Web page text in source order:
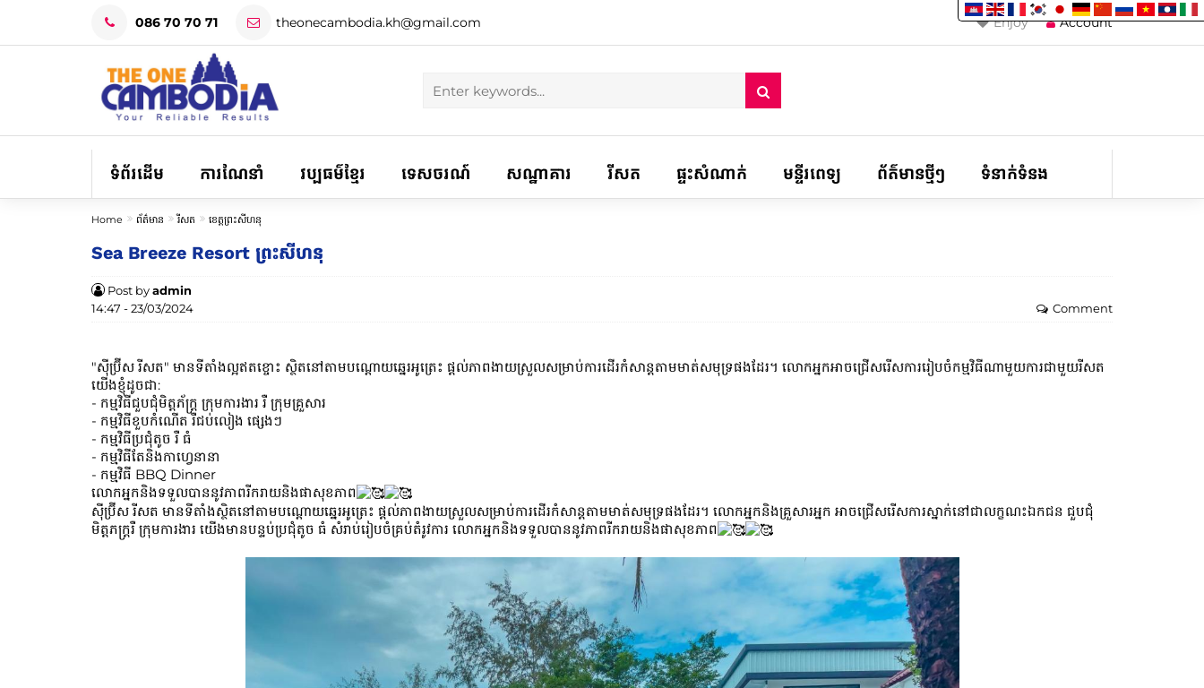
086 70 70 71 theonecambodia.kh@gmail.com Account
Enjoy
ទំព័រដើម ការណែនាំ វប្បធម៌ខ្មែរ ទេសចរណ៍ សណ្ឋាគារ រីសត ផ្ទះសំណាក់ មន្ទីរពេទ្យ ព័ត៌មានថ្មីៗ ទំនាក់ទំនង
Home ព័ត៌មាន រីសត ខេត្តព្រះសីហនុ
Sea Breeze Resort ព្រះសីហនុ
Post byadmin
14:47 - 23/03/2024
Comment
"ស៊ីប្រ៊ីស រីសត" មានទីតាំងល្អឥតខ្ចោះ ស្ថិតនៅតាមបណ្តោយឆ្នេរអូត្រេះ ផ្តល់ភាពងាយស្រួលសម្រាប់ការដើរកំសាន្តតាមមាត់សមុទ្រផងដែរ។ លោកអ្នកអាចជ្រើសរើសការរៀបចំកម្មវិធីណាមួយការជាមួយរីសត
យើងខ្ញុំដូចជា:
- កម្មវិធីជួបជុំមិត្តភ័ក្រ្ត ក្រុមការងារ រឺ ក្រុមគ្រួសារ
- កម្មវិធីខួបកំណើត រឺជប់លៀង ផ្សេងៗ
- កម្មវិធីប្រជុំតូច រឺ ធំ
- កម្មវិធីតែនិងកាហ្វេនានា
- កម្មវិធី BBQ Dinner
លោកអ្នកនិងទទួលបាននូវភាពរីករាយនិងផាសុខភាព
ស៊ីប្រ៊ីស រីសត មានទីតាំងស្ថិតនៅតាមបណ្តោយឆ្នេរអូត្រេះ ផ្តល់ភាពងាយស្រួលសម្រាប់ការដើរកំសាន្តតាមមាត់សមុទ្រផងដែរ។ លោកអ្នកនិងគ្រួសារអ្នក អាចជ្រើសរើសការស្នាក់នៅជាលក្ខណះឯកជន ជួបជុំ
មិត្តភក្រ្តរឺ ក្រុមការងារ យើងមានបន្ទប់ប្រជុំតូច ធំ សំរាប់រៀបចំគ្រប់តំរូវការ​ លោកអ្នកនិងទទួលបាននូវភាពរីករាយនិងផាសុខភាព